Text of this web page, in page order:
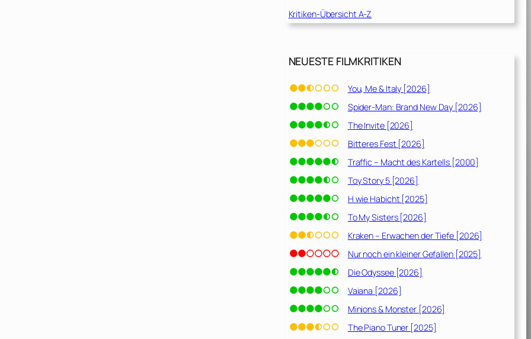
Kritiken-Übersicht A-Z
NEUESTE FILMKRITIKEN
You, Me & Italy [2026]
Spider-Man: Brand New Day [2026]
The Invite [2026]
Bitteres Fest [2026]
Traffic – Macht des Kartells [2000]
Toy Story 5 [2026]
H wie Habicht [2025]
To My Sisters [2026]
Kraken – Erwachen der Tiefe [2026]
Nur noch ein kleiner Gefallen [2025]
Die Odyssee [2026]
Vaiana [2026]
Minions & Monster [2026]
The Piano Tuner [2025]